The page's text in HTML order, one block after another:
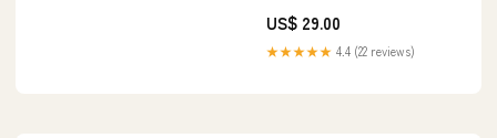
US$ 29.00
★★★★★ 4.4 (22 reviews)